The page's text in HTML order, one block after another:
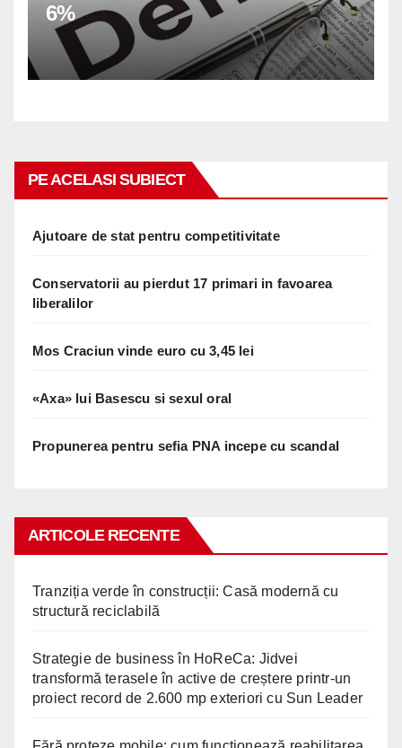
6%
PE ACELASI SUBIECT
Ajutoare de stat pentru competitivitate
Conservatorii au pierdut 17 primari in favoarea
liberalilor
Mos Craciun vinde euro cu 3,45 lei
«Axa» lui Basescu si sexul oral
Propunerea pentru sefia PNA incepe cu scandal
ARTICOLE RECENTE
Tranziția verde în construcții: Casă modernă cu
structură reciclabilă
Strategie de business în HoReCa: Jidvei
transformă terasele în active de creștere printr-un
proiect record de 2.600 mp exteriori cu Sun Leader